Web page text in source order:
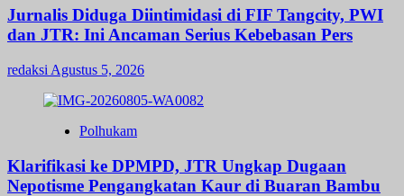
Jurnalis Diduga Diintimidasi di FIF Tangcity, PWI
dan JTR: Ini Ancaman Serius Kebebasan Pers
redaksi Agustus 5, 2026
Polhukam
Klarifikasi ke DPMPD, JTR Ungkap Dugaan
Nepotisme Pengangkatan Kaur di Buaran Bambu